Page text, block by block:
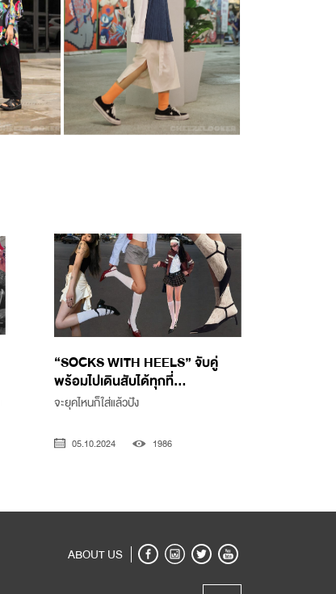
“SOCKS WITH HEELS” จับคู่
พร้อมไปเดินสับได้ทุกที่...
จะยุคไหนก็ใส่แล้วปัง
05.10.2024 1986
ABOUT US